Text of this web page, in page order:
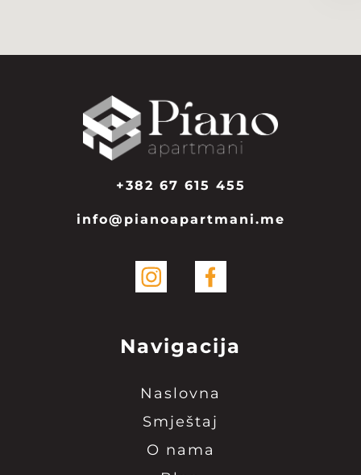
Navigacija
Naslovna
Smještaj
O nama
+382 67 615 455
info@pianoapartmani.me